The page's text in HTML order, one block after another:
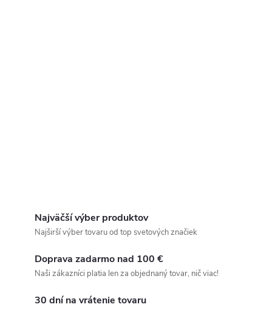
Najväčší výber produktov
Najširší výber tovaru od top svetových značiek
Doprava zadarmo nad 100 €
Naši zákazníci platia len za objednaný tovar, nič viac!
30 dní na vrátenie tovaru